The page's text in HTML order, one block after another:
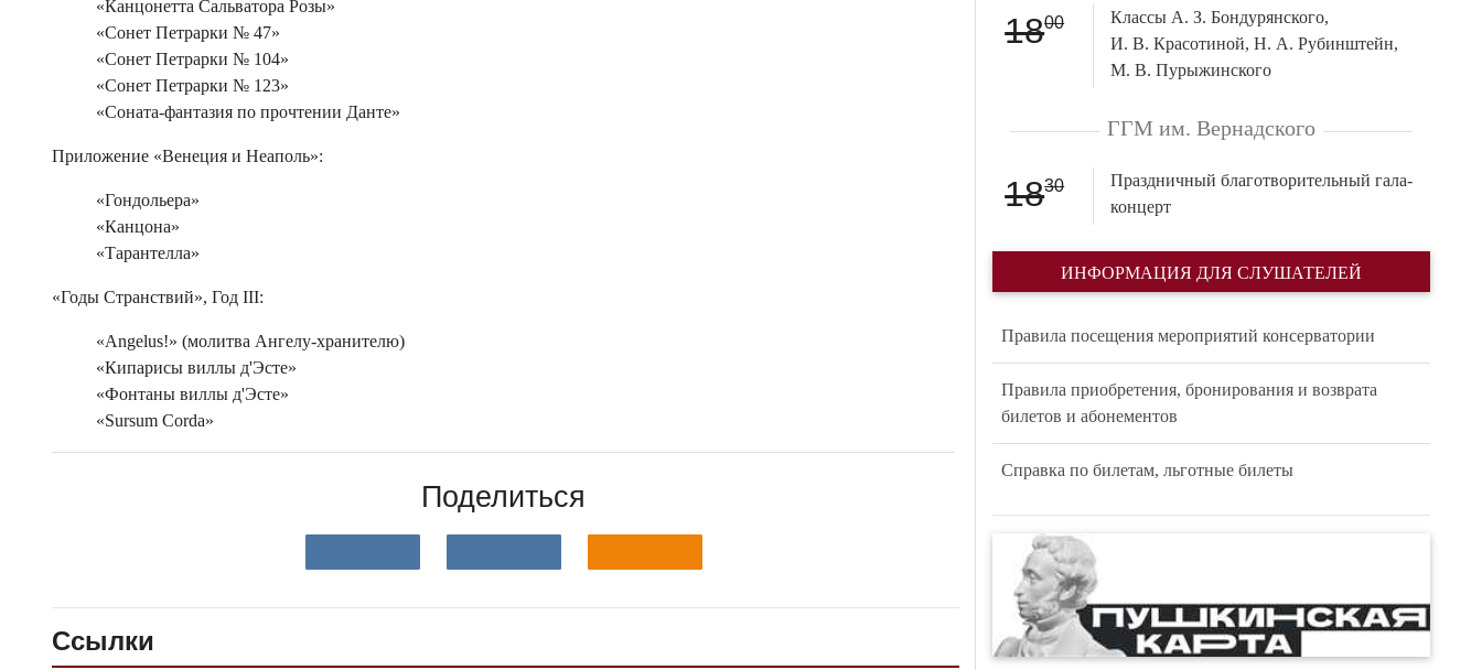
«Канцонетта Сальватора Розы»
«Сонет Петрарки № 47»
«Сонет Петрарки № 104»
«Сонет Петрарки № 123»
«Соната-фантазия по прочтении Данте»
Приложение «Венеция и Неаполь»:
«Гондольера»
«Канцона»
«Тарантелла»
«Годы Странствий», Год III:
«Angelus!» (молитва Ангелу-хранителю)
«Кипарисы виллы д'Эсте»
«Фонтаны виллы д'Эсте»
«Sursum Corda»
Поделиться
Ссылки
1800
Классы А. З. Бондурянского,
И. В. Красотиной, Н. А. Рубинштейн,
М. В. Пурыжинского
ГГМ им. Вернадского
1830
Праздничный благотворительный гала-
концерт
ИНФОРМАЦИЯ ДЛЯ СЛУШАТЕЛЕЙ
Правила посещения мероприятий консерватории
Правила приобретения, бронирования и возврата
билетов и абонементов
Справка по билетам, льготные билеты